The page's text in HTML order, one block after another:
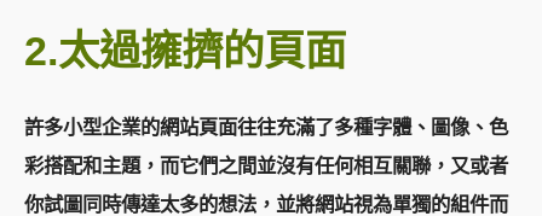
2.太過擁擠的頁面
許多小型企業的網站頁面往往充滿了多種字體、圖像、色
彩搭配和主題，而它們之間並沒有任何相互關聯，又或者
你試圖同時傳達太多的想法，並將網站視為單獨的組件而